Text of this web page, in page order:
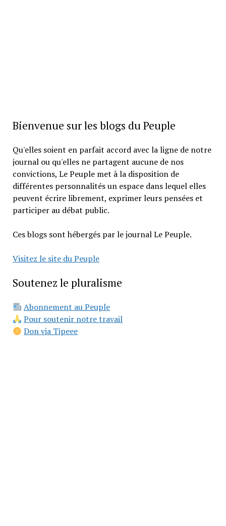
Bienvenue sur les blogs du Peuple
Qu'elles soient en parfait accord avec la ligne de notre
journal ou qu'elles ne partagent aucune de nos
convictions, Le Peuple met à la disposition de
différentes personnalités un espace dans lequel elles
peuvent écrire librement, exprimer leurs pensées et
participer au débat public.
Ces blogs sont hébergés par le journal Le Peuple.
Visitez le site du Peuple
Soutenez le pluralisme
Abonnement au Peuple
Pour soutenir notre travail
Don via Tipeee